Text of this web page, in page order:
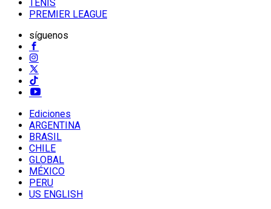
TENIS
PREMIER LEAGUE
síguenos
Ediciones
ARGENTINA
BRASIL
CHILE
GLOBAL
MÉXICO
PERU
US ENGLISH